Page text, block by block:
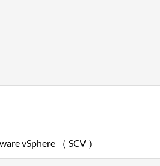
vSphere （ SCV ）